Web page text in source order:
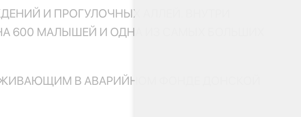
И ПРОГУЛОЧНЫХ АЛЛЕЙ. ВНУТРИ
600 МАЛЫШЕЙ И ОДНА ИЗ САМЫХ БОЛЬШИХ
В АВАРИЙНОМ ФОНДЕ ДОНСКОЙ